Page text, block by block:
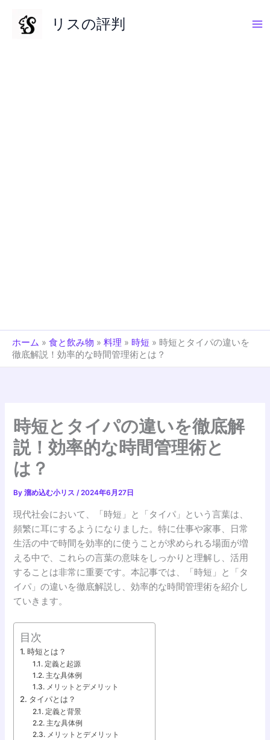
リスの評判
ホーム » 食と飲み物 » 料理 » 時短 » 時短とタイパの違いを
徹底解説！効率的な時間管理術とは？
時短とタイパの違いを徹底解
説！効率的な時間管理術と
は？
By溜め込む小リス/2024年6月27日
現代社会において、「時短」と「タイパ」という言葉は、
頻繁に耳にするようになりました。特に仕事や家事、日常
生活の中で時間を効率的に使うことが求められる場面が増
える中で、これらの言葉の意味をしっかりと理解し、活用
することは非常に重要です。本記事では、「時短」と「タ
イパ」の違いを徹底解説し、効率的な時間管理術を紹介し
ていきます。
目次
時短とは？
定義と起源
主な具体例
メリットとデメリット
タイパとは？
定義と背景
主な具体例
メリットとデメリット